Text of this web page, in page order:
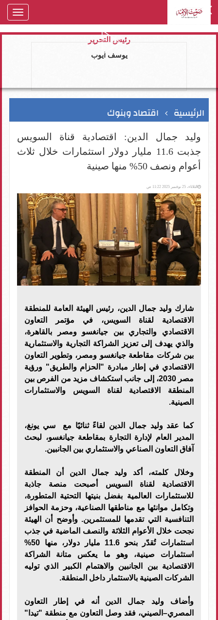
رئيس التحرير
يوسف ايوب
الرئيسية اقتصاد وبنوك
وليد جمال الدين: اقتصادية قناة السويس
جذبت 11.6 مليار دولار استثمارات خلال ثلاث
أعوام ونصف 50% منها صينية
الثلاثاء، 25 نوفمبر 2025 11:22 ص
شارك وليد جمال الدين، رئيس الهيئة العامة للمنطقة
الاقتصادية لقناة السويس، في مؤتمر التعاون
الاقتصادي والتجاري بين جيانغسو ومصر بالقاهرة،
والذي يهدف إلى تعزيز الشراكة التجارية والاستثمارية
بين شركات مقاطعة جيانغسو ومصر، وتطوير التعاون
الاقتصادي في إطار مبادرة "الحزام والطريق" ورؤية
مصر 2030، إلى جانب استكشاف مزيد من الفرص بين
المنطقة الاقتصادية لقناة السويس والاستثمارات
الصينية.
كما عقد وليد جمال الدين لقاءً ثنائيًا مع سي يونغ،
المدير العام لإدارة التجارة بمقاطعة جيانغسو، لبحث
آفاق التعاون الصناعي والاستثماري بين الجانبين.
وخلال كلمته، أكد وليد جمال الدين أن المنطقة
الاقتصادية لقناة السويس أصبحت منصة جاذبة
للاستثمارات العالمية بفضل بنيتها التحتية المتطورة،
وتكامل موانئها مع مناطقها الصناعية، وحزمة الحوافز
التنافسية التي تقدمها للمستثمرين. وأوضح أن الهيئة
نجحت خلال الأعوام الثلاثة والنصف الماضية في جذب
استثمارات تُقدّر بنحو 11.6 مليار دولار، منها 50%
استثمارات صينية، وهو ما يعكس متانة الشراكة
الاقتصادية بين الجانبين والاهتمام الكبير الذي توليه
الشركات الصينية بالاستثمار داخل المنطقة.
وأضاف وليد جمال الدين أنه في إطار التعاون
المصري–الصيني، فقد وصل التعاون مع منطقة "تيدا"